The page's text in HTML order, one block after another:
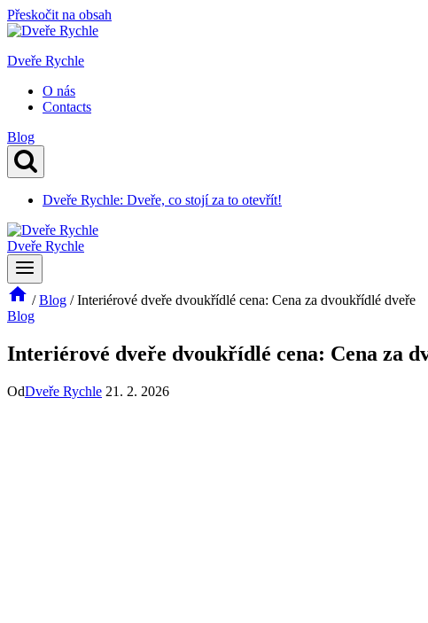
Přeskočit na obsah
Dveře Rychle
O nás
Contacts
Blog
Dveře Rychle: Dveře, co stojí za to otevřít!
Dveře Rychle
/ Blog / Interiérové dveře dvoukřídlé cena: Cena za dvoukřídlé dveře
Blog
Interiérové dveře dvoukřídlé cena: Cena za
OdDveře Rychle 21. 2. 2026